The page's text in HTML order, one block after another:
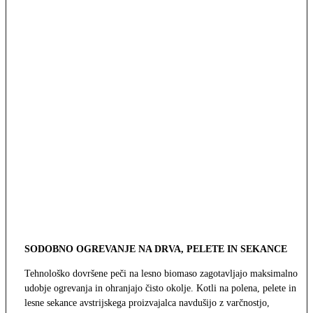
SODOBNO OGREVANJE NA DRVA, PELETE IN SEKANCE
Tehnološko dovršene peči na lesno biomaso zagotavljajo maksimalno
udobje ogrevanja in ohranjajo čisto okolje. Kotli na polena, pelete in
lesne sekance avstrijskega proizvajalca navdušijo z varčnostjo,